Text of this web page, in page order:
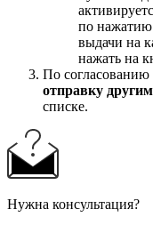
по нажатию
выдачи на
нажать на
По
отправку
списке.
Нужна консультация?